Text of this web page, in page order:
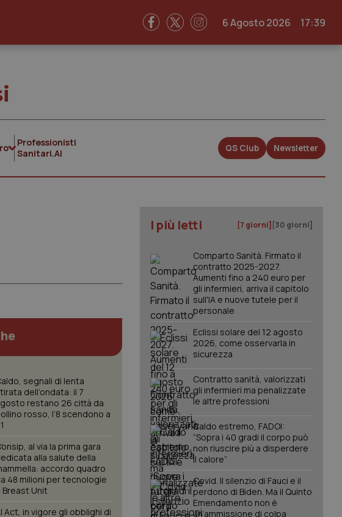
6 Agosto 2026 17:39
Professionisti
Sanitari.AI
QS Club Newsletter
segnali di lenta
dell’ondata: il 7
restano 26 città da
rosso, l’8 scendono a
al via la prima gara
alla salute della
accordo quadro
48 milioni per tecnologie
Breast Unit
Act, in vigore gli obblighi di
I più letti [7 giorni] [30 giorni]
Comparto Sanità. Firmato il
contratto 2025-2027.
Aumenti fino a 240 euro per
gli infermieri, arriva il capitolo
sull'IA e nuove tutele per il
personale
Eclissi solare del 12 agosto
2026, come osservarla in
sicurezza
Contratto sanità, valorizzati
gli infermieri ma penalizzate
le altre professioni
Caldo estremo, FADOI:
“Sopra i 40 gradi il corpo può
non riuscire più a disperdere
il calore”
Covid. Il silenzio di Fauci e il
perdono di Biden. Ma il Quinto
Emendamento non è
un’ammissione di colpa